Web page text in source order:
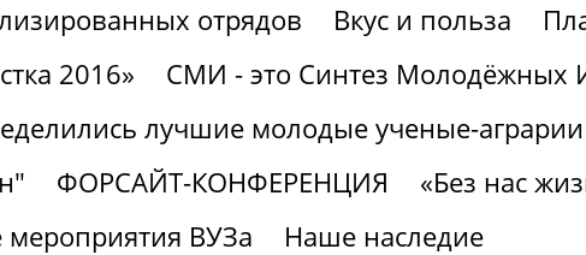
отрядов
Вкус и польза
2016»
СМИ - это Синтез Молодёжных
лучшие молодые ученые-
ФОРСАЙТ-КОНФЕРЕНЦИЯ
«Без нас
ВУЗа
Наше наследие